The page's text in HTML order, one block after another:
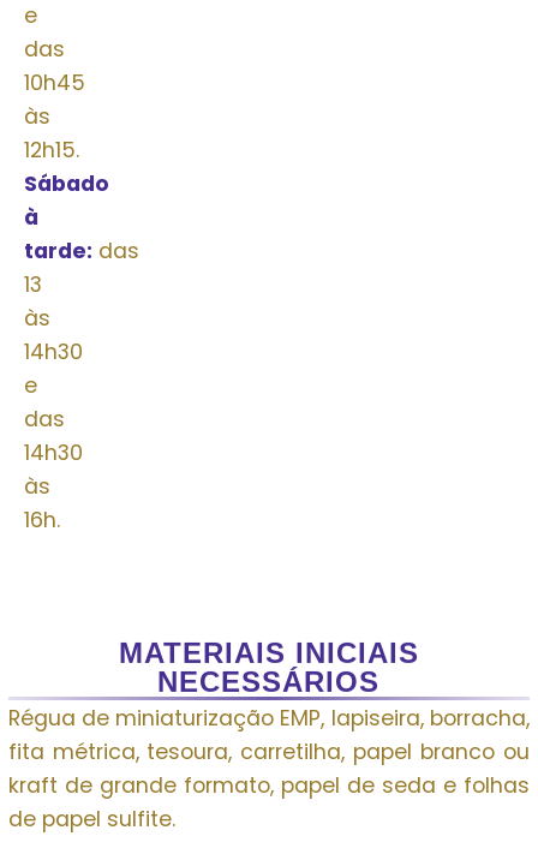
e
das
10h45
às
12h15.
Sábado
à
tarde: das
13
às
14h30
e
das
14h30
às
16h.
MATERIAIS INICIAIS
NECESSÁRIOS
Régua de miniaturização EMP, lapiseira, borracha,
fita métrica, tesoura, carretilha, papel branco ou
kraft de grande formato, papel de seda e folhas
de papel sulfite.